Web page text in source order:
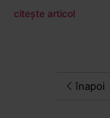
citește articol
înapoi